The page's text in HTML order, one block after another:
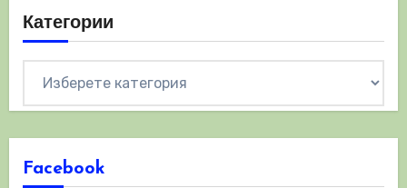
Категории
Facebook